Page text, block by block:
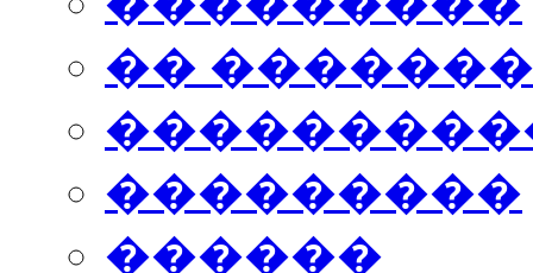
��
���������
������